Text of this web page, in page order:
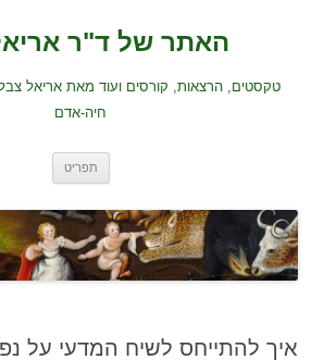
האתר של ד"ר
טקסטים, הרצאות, קורסים ועוד מאת אריאל
חיה-אדם
תפריט
איך להתייחס לשיח המדעי על